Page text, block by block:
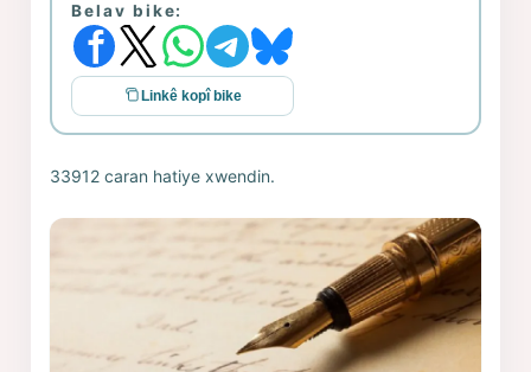
Belav bike:
Linkê kopî bike
33912 caran hatiye xwendin.